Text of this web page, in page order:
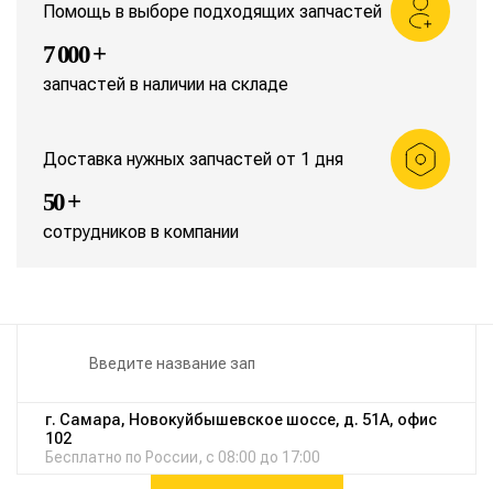
Помощь в выборе подходящих запчастей
7 000 +
запчастей в наличии на складе
Доставка нужных запчастей от 1 дня
50 +
сотрудников в компании
г. Самара, Новокуйбышевское шоссе, д. 51А, офис
102
Бесплатно по России, с 08:00 до 17:00